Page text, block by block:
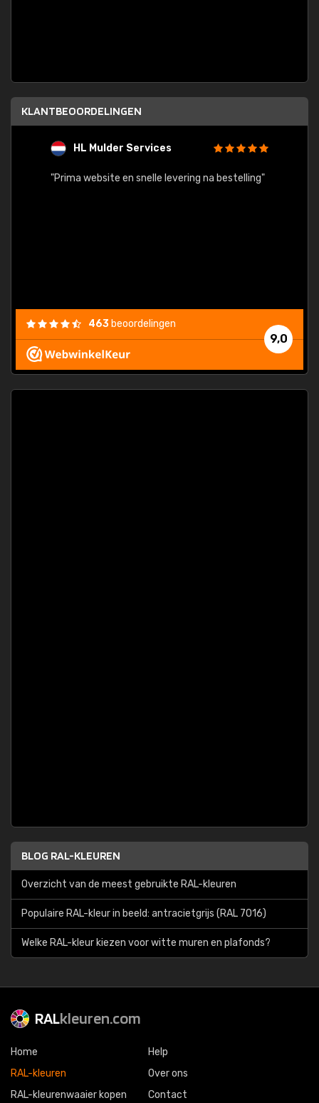
KLANTBEOORDELINGEN
HL Mulder Services
"Prima website en snelle levering na bestelling"
9,0
463 beoordelingen
BLOG RAL-KLEUREN
Overzicht van de meest gebruikte RAL-kleuren
Populaire RAL-kleur in beeld: antracietgrijs (RAL 7016)
Welke RAL-kleur kiezen voor witte muren en plafonds?
RALkleuren.com
Home
RAL-kleuren
RAL-kleurenwaaier kopen
Help
Over ons
Contact